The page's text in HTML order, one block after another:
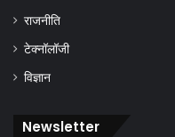
राजनीति
टेक्नॉलॉजी
विज्ञान
Newsletter